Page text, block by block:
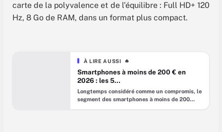
carte de la polyvalence et de l’équilibre : Full HD+ 120
Hz, 8 Go de RAM, dans un format plus compact.
À LIRE AUSSI 🔥
Smartphones à moins de 200 € en
2026 : les 5
meilleures recommandations
Longtemps considéré comme un compromis, le
segment des smartphones à moins de 200